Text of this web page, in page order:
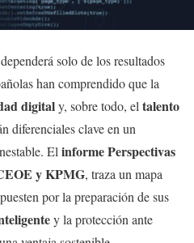
solo de los resultados
han comprendido que la
digitaly, sobre todo, eltalento
diferenciales clave en un
Elinforme Perspectivas
y KPMG, traza un mapa
por la preparación de sus
y la protección ante